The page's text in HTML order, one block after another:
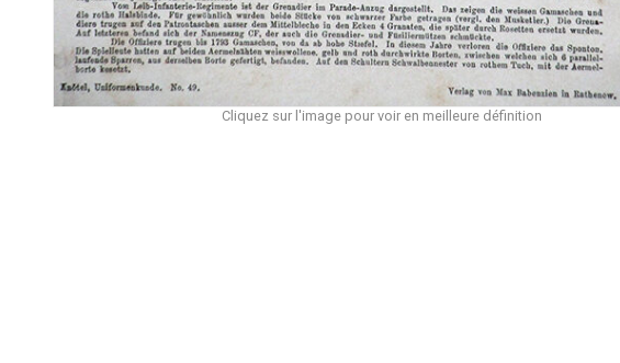
Cliquez sur l'image pour voir en meilleure définition